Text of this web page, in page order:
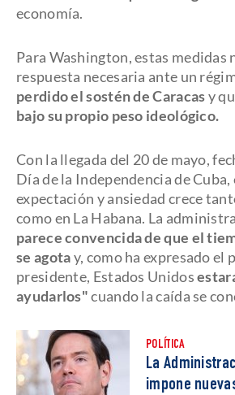
economía.
Para Washington, estas medidas
respuesta necesaria ante un
perdido el sostén de Caracasy
bajo su propio peso ideológico.
Con la llegada del 20 de mayo,
Día de la Independencia de Cuba,
expectación y ansiedad crece
como en La Habana. La
parece convencida de que el
se agotay, como ha expresado el
presidente, Estados Unidos
ayudarlos"cuando la caída se
POLÍTICA
La
impone